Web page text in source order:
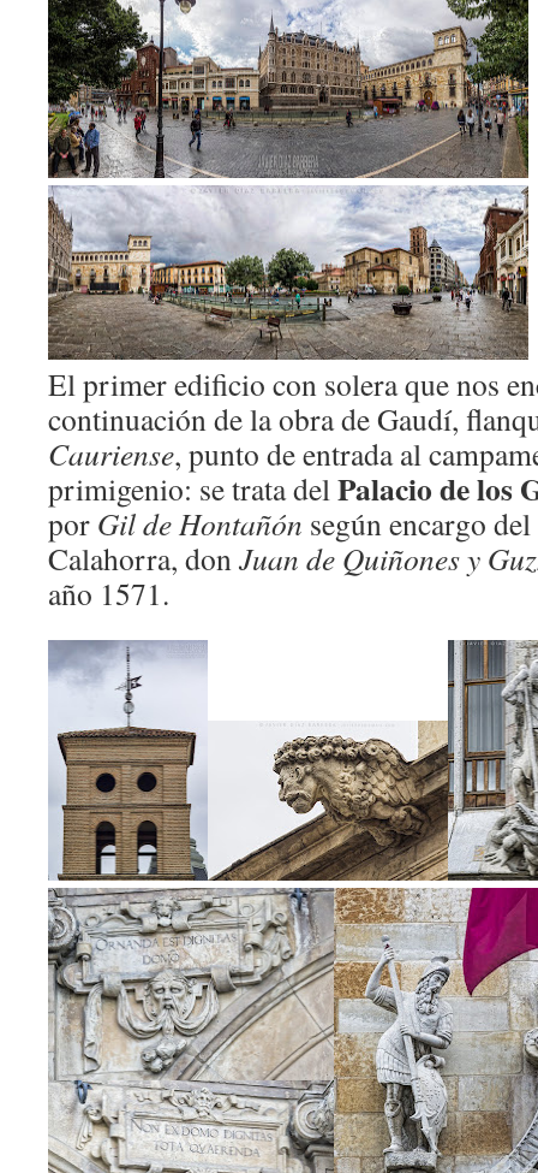
El primer edificio con solera que nos
continuación de la obra de Gaudí,
Cauriense, punto de entrada al
primigenio: se trata delPalacio de los
por Gil de Hontañón según encargo
Calahorra, donJuan de Quiñones y
año 1571.